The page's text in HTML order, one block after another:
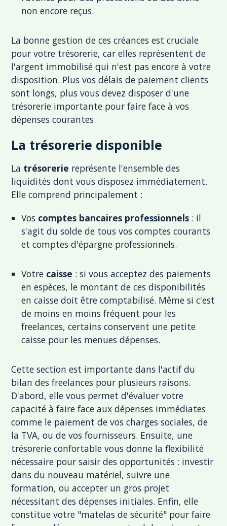
non encore reçus.
La bonne gestion de ces créances est cruciale
pour votre trésorerie, car elles représentent de
l'argent immobilisé qui n'est pas encore à votre
disposition. Plus vos délais de paiement clients
sont longs, plus vous devez disposer d'une
trésorerie importante pour faire face à vos
dépenses courantes.
La trésorerie disponible
La trésorerie représente l'ensemble des
liquidités dont vous disposez immédiatement.
Elle comprend principalement :
Vos comptes bancaires professionnels : il
s'agit du solde de tous vos comptes courants
et comptes d'épargne professionnels.
Votre caisse : si vous acceptez des paiements
en espèces, le montant de ces disponibilités
en caisse doit être comptabilisé. Même si c'est
de moins en moins fréquent pour les
freelances, certains conservent une petite
caisse pour les menues dépenses.
Cette section est importante dans l'actif du
bilan des freelances pour plusieurs raisons.
D'abord, elle vous permet d'évaluer votre
capacité à faire face aux dépenses immédiates
comme le paiement de vos charges sociales, de
la TVA, ou de vos fournisseurs. Ensuite, une
trésorerie confortable vous donne la flexibilité
nécessaire pour saisir des opportunités : investir
dans du nouveau matériel, suivre une
formation, ou accepter un gros projet
nécessitant des dépenses initiales. Enfin, elle
constitue votre "matelas de sécurité" pour faire